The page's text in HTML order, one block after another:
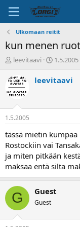
Ulkomaan reitit
kun menen
K
s
k
u
s
t
e
l
n
a
l
o
i
t
t
a
leevitaavi
A
o
p
ä
v
ä
1.5.2005
leevitaavi
1.5.2005
tässä mietin kumpaa
Rostockiin vai
ja miten pitkään
maksaa entä silta
G Guest
Guest